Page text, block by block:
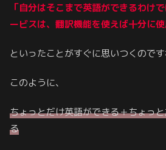
「自分はそこまで英語ができるわけ
ービスは、翻訳機能を使えば十分に使
といったことがすぐに思いつくのです
このように、
ちょっとだけ英語ができる＋ちょっ
る